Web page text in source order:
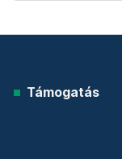
Támogatás